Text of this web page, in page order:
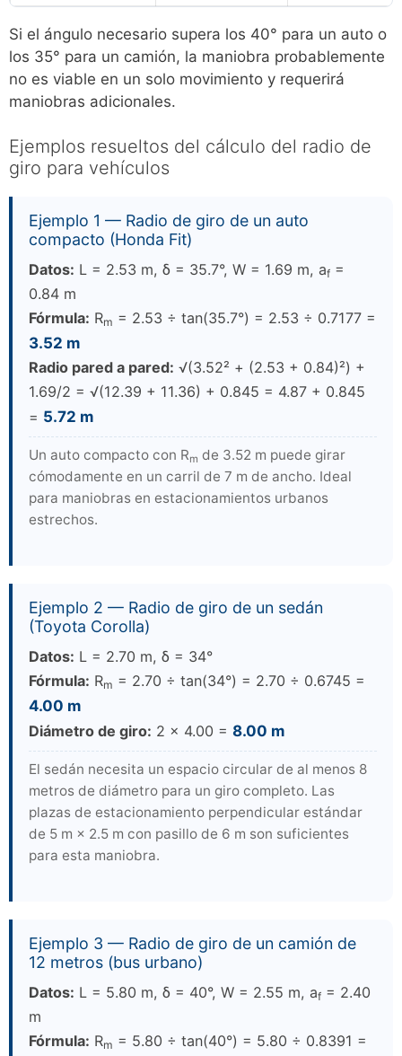
Si el ángulo necesario supera los 40° para un auto o
los 35° para un camión, la maniobra probablemente
no es viable en un solo movimiento y requerirá
maniobras adicionales.
Ejemplos resueltos del cálculo del radio de
giro para vehículos
Ejemplo 1 — Radio de giro de un auto
compacto (Honda Fit)
Datos: L = 2.53 m, δ = 35.7°, W = 1.69 m, af =
0.84 m
Fórmula: Rm = 2.53 ÷ tan(35.7°) = 2.53 ÷ 0.7177 =
3.52 m
Radio pared a pared: √(3.52² + (2.53 + 0.84)²) +
1.69/2 = √(12.39 + 11.36) + 0.845 = 4.87 + 0.845
= 5.72 m
Un auto compacto con Rm de 3.52 m puede girar
cómodamente en un carril de 7 m de ancho. Ideal
para maniobras en estacionamientos urbanos
estrechos.
Ejemplo 2 — Radio de giro de un sedán
(Toyota Corolla)
Datos: L = 2.70 m, δ = 34°
Fórmula: Rm = 2.70 ÷ tan(34°) = 2.70 ÷ 0.6745 =
4.00 m
Diámetro de giro: 2 × 4.00 = 8.00 m
El sedán necesita un espacio circular de al menos 8
metros de diámetro para un giro completo. Las
plazas de estacionamiento perpendicular estándar
de 5 m × 2.5 m con pasillo de 6 m son suficientes
para esta maniobra.
Ejemplo 3 — Radio de giro de un camión de
12 metros (bus urbano)
Datos: L = 5.80 m, δ = 40°, W = 2.55 m, af = 2.40
m
Fórmula: Rm = 5.80 ÷ tan(40°) = 5.80 ÷ 0.8391 =